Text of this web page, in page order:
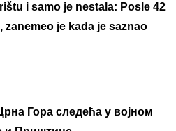
i samo je nestala: Posle 42
je kada je saznao
Гора следећа у војном